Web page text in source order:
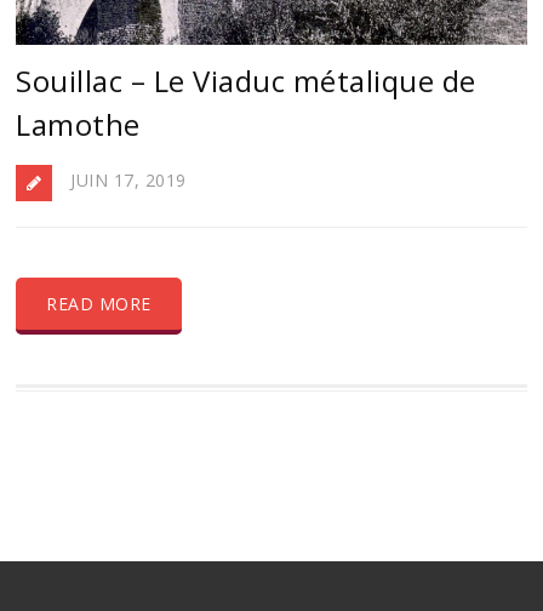
Souillac – Le Viaduc métalique de
Lamothe
JUIN 17, 2019
READ MORE